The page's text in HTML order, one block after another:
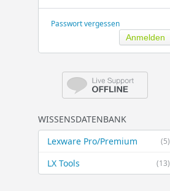
Passwort vergessen
WISSENSDATENBANK
(5)
Lexware Pro/Premium
(13)
LX Tools